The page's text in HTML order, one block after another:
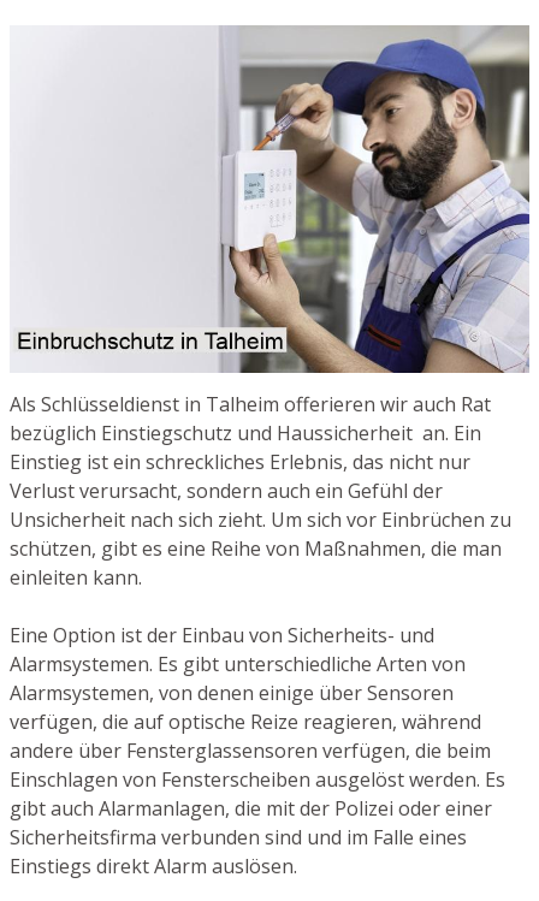
Als Schlüsseldienst in Talheim offerieren wir auch Rat
bezüglich Einstiegschutz und Haussicherheit an. Ein
Einstieg ist ein schreckliches Erlebnis, das nicht nur
Verlust verursacht, sondern auch ein Gefühl der
Unsicherheit nach sich zieht. Um sich vor Einbrüchen zu
schützen, gibt es eine Reihe von Maßnahmen, die man
einleiten kann.
Eine Option ist der Einbau von Sicherheits- und
Alarmsystemen. Es gibt unterschiedliche Arten von
Alarmsystemen, von denen einige über Sensoren
verfügen, die auf optische Reize reagieren, während
andere über Fensterglassensoren verfügen, die beim
Einschlagen von Fensterscheiben ausgelöst werden. Es
gibt auch Alarmanlagen, die mit der Polizei oder einer
Sicherheitsfirma verbunden sind und im Falle eines
Einstiegs direkt Alarm auslösen.